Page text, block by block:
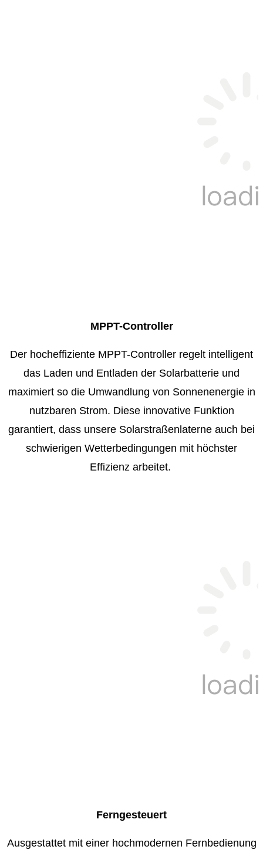
MPPT-Controller
Der hocheffiziente MPPT-Controller regelt intelligent
das Laden und Entladen der Solarbatterie und
maximiert so die Umwandlung von Sonnenenergie in
nutzbaren Strom. Diese innovative Funktion
garantiert, dass unsere Solarstraßenlaterne auch bei
schwierigen Wetterbedingungen mit höchster
Effizienz arbeitet.
Ferngesteuert
Ausgestattet mit einer hochmodernen Fernbedienung